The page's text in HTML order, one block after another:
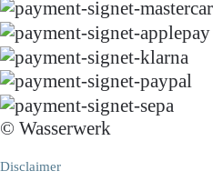
© Wasserwerk
Disclaimer